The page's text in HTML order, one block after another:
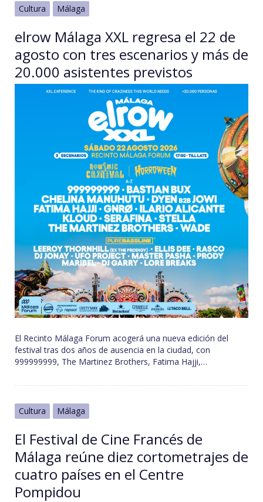
Cultura Málaga
elrow Málaga XXL regresa el 22 de
agosto con tres escenarios y más de
20.000 asistentes previstos
El Recinto Málaga Forum acogerá una nueva edición del
festival tras dos años de ausencia en la ciudad, con
999999999, The Martinez Brothers, Fatima Hajji,…
Cultura Málaga
El Festival de Cine Francés de
Málaga reúne diez cortometrajes de
cuatro países en el Centre
Pompidou